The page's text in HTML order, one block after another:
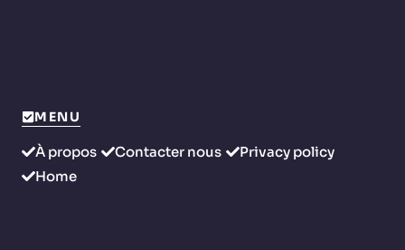
MENU
À propos Contacter nous
Privacy policy
Home